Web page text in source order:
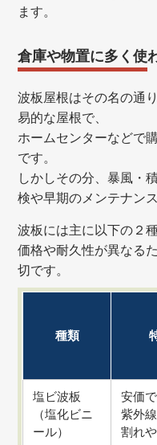
ます。
倉庫や物置に多く使
波板屋根はその名の通
易的な屋根で、
ホームセンターなどで
です。
しかしその分、暴風・
検や早期のメンテナン
波板には主に以下の２
価格や耐久性が異なる
切です。
種類
塩ビ波板
（塩化ビニ
ール）
安価で
紫外
割れ